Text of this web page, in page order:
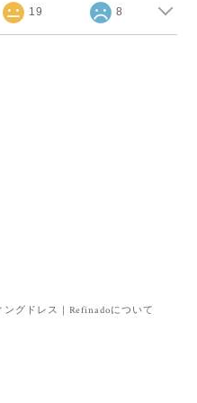
19 8
グドレス｜Refinadoについて